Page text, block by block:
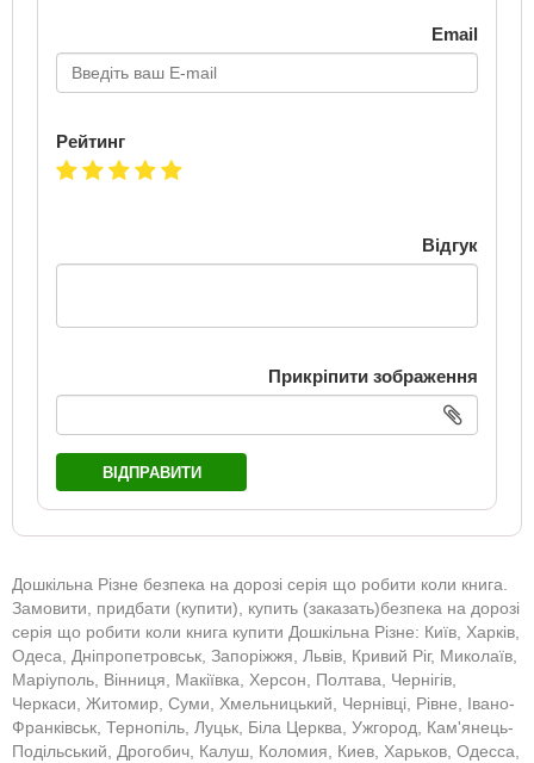
Email
Рейтинг
Відгук
Прикріпити зображення
ВІДПРАВИТИ
Дошкільна Різне безпека на дорозі серія що робити коли книга.
Замовити, придбати (купити), купить (заказать)безпека на дорозі
серія що робити коли книга купити Дошкільна Різне: Київ, Харків,
Одеса, Дніпропетровськ, Запоріжжя, Львів, Кривий Ріг, Миколаїв,
Маріуполь, Вінниця, Макіївка, Херсон, Полтава, Чернігів,
Черкаси, Житомир, Суми, Хмельницький, Чернівці, Рівне, Івано-
Франківськ, Тернопіль, Луцьк, Біла Церква, Ужгород, Кам'янець-
Подільський, Дрогобич, Калуш, Коломия, Киев, Харьков, Одесса,